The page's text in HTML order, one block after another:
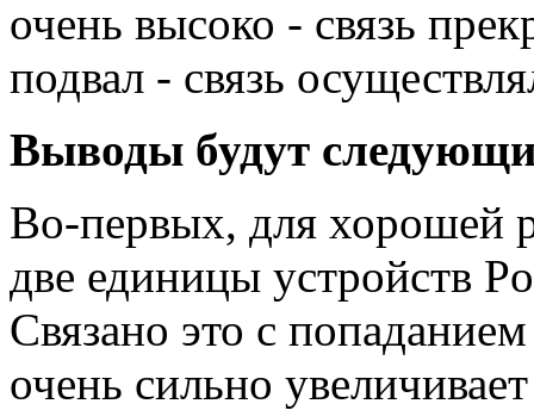
очень высоко - связь
подвал - связь
Выводы будут
Во-первых, для хорошей
две единицы устройств
Связано это с
очень сильно